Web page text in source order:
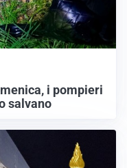
i pompieri
salvano